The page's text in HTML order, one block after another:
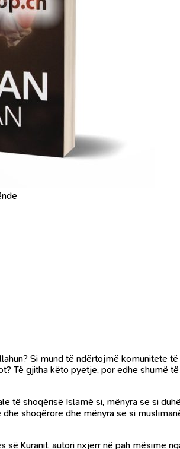
Si mund të ndërtojmë komunitete
Të gjitha këto pyetje, por edhe shumë
të shoqërisë Islamë si, mënyra se si
shoqërore dhe mënyra se si
së Kuranit, autori nxjerr në pah mësime